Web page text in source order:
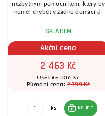
nezbytným pomocníkem, který by
neměl chybět v žádné domácí dí
SKLADEM
Akční cena
2 463 Kč
Ušetříte 336 Kč
Původní cena:2 799 Kč
ks KOUPIT